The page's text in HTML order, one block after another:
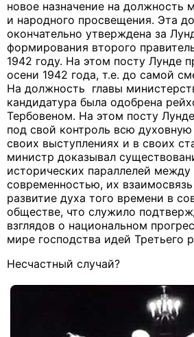
новое назначение на должность
и народного просвещения. Эта
окончательно утверждена за
формирования второго
1942 году. На этом посту Лунде
осени 1942 года, т.е. до самой
На должность главы
кандидатура была одобрена
Тербовеном. На этом посту
под свой контроль всю
своих выступлениях и в своих
министр доказывал
исторических параллелей между
современностью, их
развитие духа того времени в
обществе, что служило
взглядов о национальном
мире господства идей Третьего
Несчастный случай?